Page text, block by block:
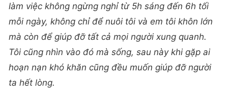
làm việc không ngừng nghỉ từ 5h sáng đến 6h tối
mỗi ngày, không chỉ để nuôi tôi và em tôi khôn lớn
mà còn để giúp đỡ tất cả mọi người xung quanh.
Tôi cũng nhìn vào đó mà sống, sau này khi gặp ai
hoạn nạn khó khăn cũng đều muốn giúp đỡ người
ta hết lòng.